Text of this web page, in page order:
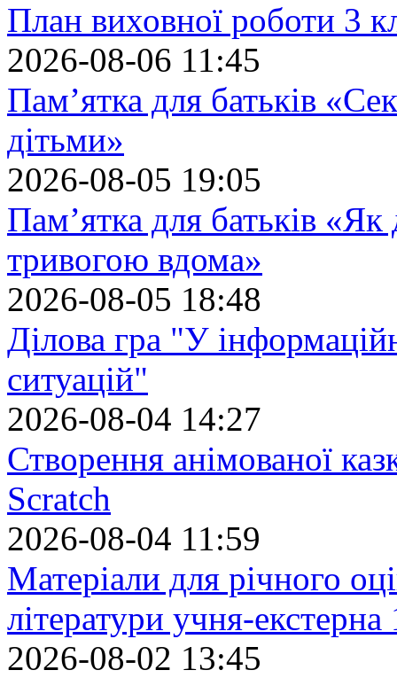
План виховної роботи 3
2026-08-06 11:45
Пам’ятка для батьків
дітьми»
2026-08-05 19:05
Пам’ятка для батьків
тривогою вдома»
2026-08-05 18:48
Ділова гра "У
ситуацій"
2026-08-04 14:27
Створення анімованої
Scratch
2026-08-04 11:59
Матеріали для річного
літератури учня-екстерна
2026-08-02 13:45